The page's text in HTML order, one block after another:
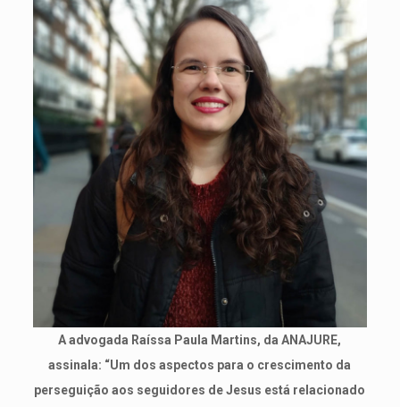
A advogada Raíssa Paula Martins, da ANAJURE,
assinala: “Um dos aspectos para o crescimento da
perseguição aos seguidores de Jesus está relacionado